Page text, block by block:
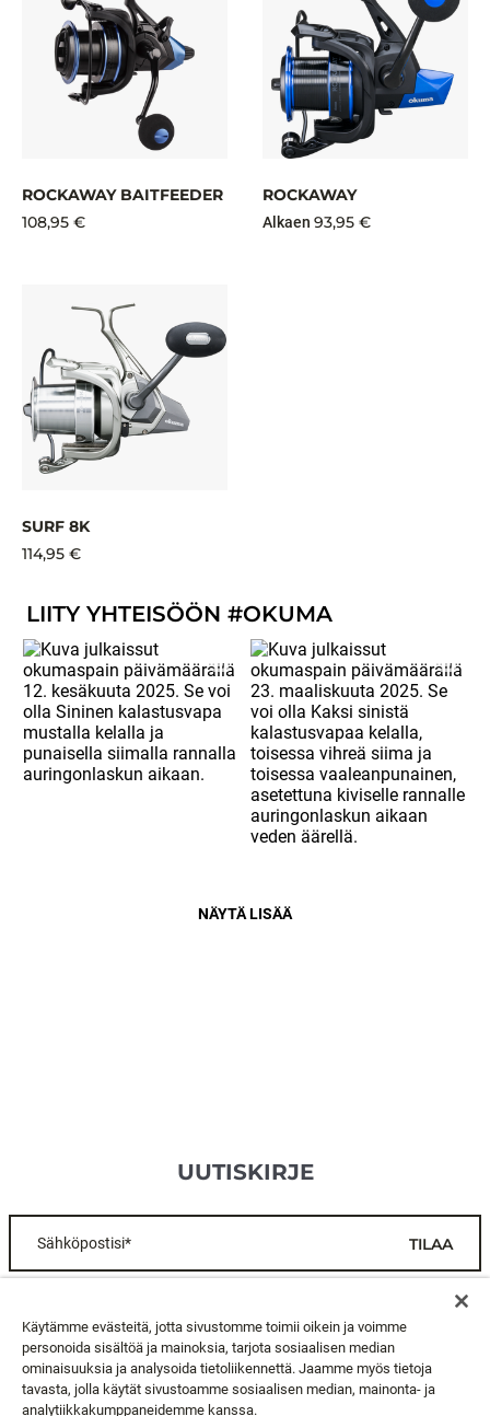
ROCKAWAY BAITFEEDER
108,95 €
ROCKAWAY
Alkaen 93,95 €
SURF 8K
114,95 €
NÄYTÄ LISÄÄ
LIITY YHTEISÖÖN #OKUMA
UUTISKIRJE
Sähköpostisi* TILAA
ASIAKASPALVELU
TIETOA MEISTÄ
Käytämme evästeitä, jotta sivustomme toimii oikein ja voimme
personoida sisältöä ja mainoksia, tarjota sosiaalisen median
ominaisuuksia ja analysoida tietoliikennettä. Jaamme myös tietoja
tavasta, jolla käytät sivustoamme sosiaalisen median, mainonta- ja
analytiikkakumppaneidemme kanssa.